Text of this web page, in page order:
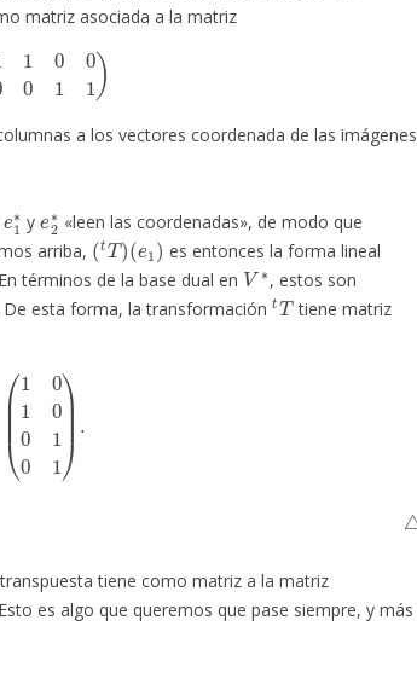
matriz asociada a la matriz
0 00 1)
a los vectores coordenada de las imágenes
1
y
2
«leen las coordenadas», de modo que
arriba,
(tT)(e1)
es entonces la forma lineal
términos de la base dual en
V∗
, estos son
esta forma, la transformación
tT
tiene matriz
01 010
△
tiene como matriz a la matriz
es algo que queremos que pase siempre, y más